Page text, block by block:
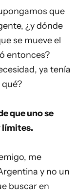
que
¿y dónde
se mueve el
entonces?
ya tenía
que uno se
límites.
me
y no un
buscar en